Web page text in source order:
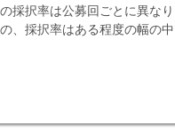
採択率は公募回ごとに異な
、採択率はある程度の幅の中